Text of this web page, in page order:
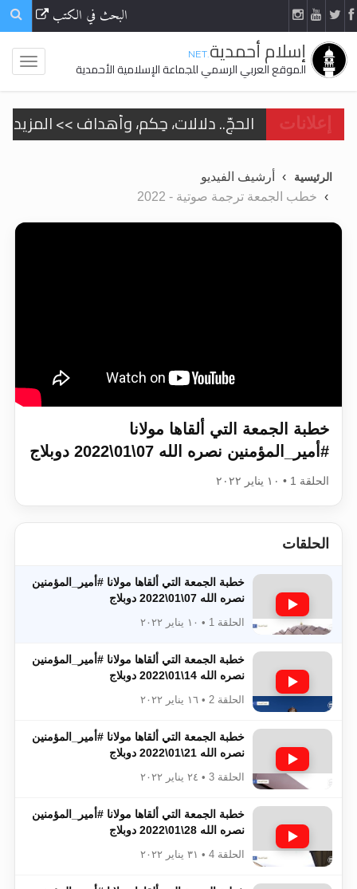
البحث في الكتب
إسلام أحمدية.NET
الموقع العربي الرسمي للجماعة الإسلامية الأحمدية
إعلانات
الحجّ.. دلالات، حِكم، وأهداف >> المزيد
اقرأ هذا المقال في أهمية عيد
الحجّ.. دلالات، حِكم، وأهداف >> المزيد
اقرأ هذا الكتاب وتعرّف على حقيقة
الرئيسية
أرشيف الفيديو
خطب الجمعة ترجمة صوتية - 2022
خطبة الجمعة التي ألقاها مولانا
#أمير_المؤمنين​​​​​​ نصره الله 07\01\2022 دوبلاج
الحلقة 1 • ١٠ يناير ٢٠٢٢
الحلقات
خطبة الجمعة التي ألقاها مولانا #أمير_المؤمنين​​​​​​
نصره الله 07\01\2022 دوبلاج
الحلقة 1 • ١٠ يناير ٢٠٢٢
خطبة الجمعة التي ألقاها مولانا #أمير_المؤمنين​​​​​​
نصره الله 14\01\2022 دوبلاج
الحلقة 2 • ١٦ يناير ٢٠٢٢
خطبة الجمعة التي ألقاها مولانا #أمير_المؤمنين​​​​​​
نصره الله 21\01\2022 دوبلاج
الحلقة 3 • ٢٤ يناير ٢٠٢٢
خطبة الجمعة التي ألقاها مولانا #أمير_المؤمنين​​​​​​
نصره الله 28\01\2022 دوبلاج
الحلقة 4 • ٣١ يناير ٢٠٢٢